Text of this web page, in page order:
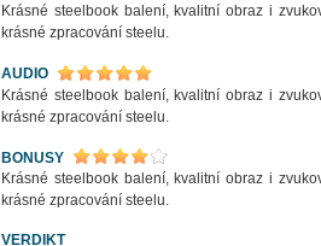
Krásné steelbook balení, kvalitní obraz i
krásné zpracování steelu.
AUDIO
Krásné steelbook balení, kvalitní obraz i
krásné zpracování steelu.
BONUSY
Krásné steelbook balení, kvalitní obraz i
krásné zpracování steelu.
VERDIKT